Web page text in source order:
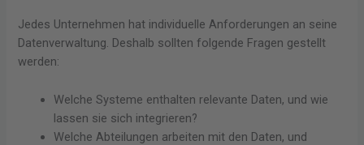
Jedes Unternehmen hat individuelle Anforderungen an seine
Datenverwaltung. Deshalb sollten folgende Fragen gestellt
werden:
Welche Systeme enthalten relevante Daten, und wie
lassen sie sich integrieren?
Welche Abteilungen arbeiten mit den Daten, und